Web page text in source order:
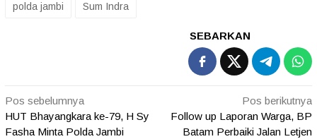
polda jambi Sum Indra
SEBARKAN
Navigasi
pos
Pos sebelumnya
HUT Bhayangkara ke-79, H Sy
Fasha Minta Polda Jambi
Pos berikutnya
Follow up Laporan Warga, BP
Batam Perbaiki Jalan Letjen